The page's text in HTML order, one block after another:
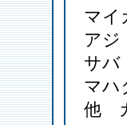
マ
ア
サ
マ
他